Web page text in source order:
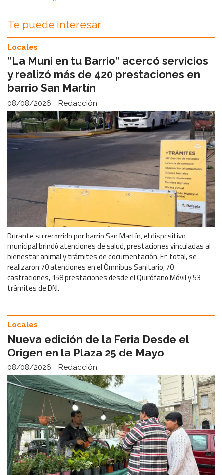
Te puede interesar
“La Muni en tu Barrio” acercó servicios
y realizó más de 420 prestaciones en
barrio San Martín
Redacción
Locales
08/08/2026
Durante su recorrido por barrio San Martín, el dispositivo
municipal brindó atenciones de salud, prestaciones vinculadas al
bienestar animal y trámites de documentación. En total, se
realizaron 70 atenciones en el Ómnibus Sanitario, 70
castraciones, 158 prestaciones desde el Quirófano Móvil y 53
trámites de DNI.
Nueva edición de la Feria Desde el
Origen en la Plaza 25 de Mayo
Redacción
Locales
08/08/2026